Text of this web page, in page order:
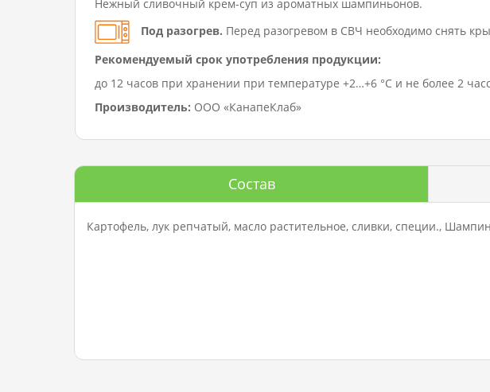
Нежный сливочный крем-суп из ароматных шампиньонов.
Под разогрев. Перед разогревом в СВЧ необходимо снять
Рекомендуемый срок употребления продукции:
до 12 часов при хранении при температуре +2…+6 °C и не более 2
Производитель: ООО «КанапеКлаб»
Состав
Картофель, лук репчатый, масло растительное, сливки, специи.,